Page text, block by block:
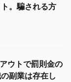
。騙される方
ウトで罰則金の
副業は存在し